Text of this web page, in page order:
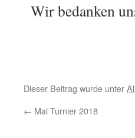
Wir bedanken
Dieser Beitrag wurde unter
← Mai Turnier 2018